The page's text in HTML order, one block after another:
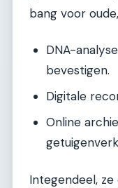
bang voor
DNA-
bevestigen.
Digitale
Online
Integendeel,